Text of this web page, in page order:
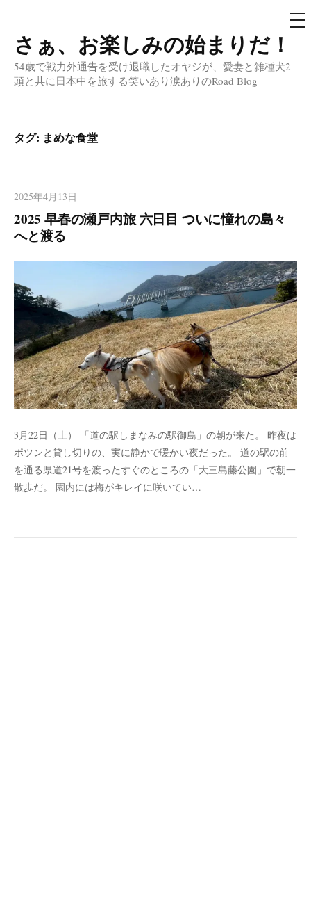
コ
ン
テ
へ
ッ
さぁ、お楽しみの始まりだ！
54歳で戦力外通告を受け退職したオヤジが、愛妻と雑種犬2
頭と共に日本中を旅する笑いあり涙ありのRoad Blog
メ
ニ
タグ: まめな食堂
2025年4月13日
2025 早春の瀬戸内旅 六日目 ついに憧れの島々
へと渡る
3月22日（土） 「道の駅しまなみの駅御島」の朝が来た。 昨夜は
ポツンと貸し切りの、実に静かで暖かい夜だった。 道の駅の前
を通る県道21号を渡ったすぐのところの「大三島藤公園」で朝一
散歩だ。 園内には梅がキレイに咲いてい…